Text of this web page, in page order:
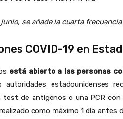
junio, se añade la cuarta
COVID-19 en
está abierto a las personas
autoridades estadounidenses
test de antígenos o una PCR
como máximo 1 día antes